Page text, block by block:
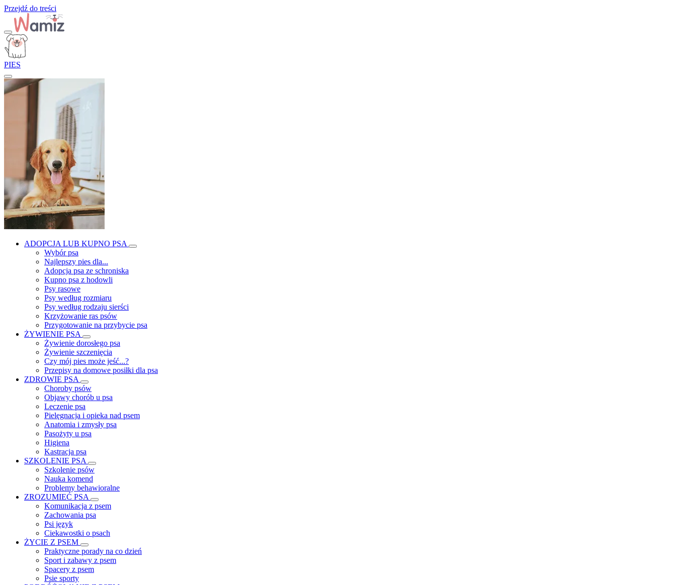
Przejdź do treści
PIES
ADOPCJA LUB KUPNO PSA
Wybór psa
Najlepszy pies dla...
Adopcja psa ze schroniska
Kupno psa z hodowli
Psy rasowe
Psy według rozmiaru
Psy według rodzaju sierści
Krzyżowanie ras psów
Przygotowanie na przybycie psa
ŻYWIENIE PSA
Żywienie dorosłego psa
Żywienie szczenięcia
Czy mój pies może jeść...?
Przepisy na domowe posiłki dla psa
ZDROWIE PSA
Choroby psów
Objawy chorób u psa
Leczenie psa
Pielęgnacja i opieka nad psem
Anatomia i zmysły psa
Pasożyty u psa
Higiena
Kastracja psa
SZKOLENIE PSA
Szkolenie psów
Nauka komend
Problemy behawioralne
ZROZUMIEĆ PSA
Komunikacja z psem
Zachowania psa
Psi język
Ciekawostki o psach
ŻYCIE Z PSEM
Praktyczne porady na co dzień
Sport i zabawy z psem
Spacery z psem
Psie sporty